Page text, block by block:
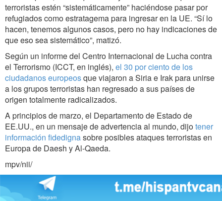
terroristas estén “sistemáticamente” haciéndose pasar por
refugiados como estratagema para ingresar en la UE. “Sí lo
hacen, tenemos algunos casos, pero no hay indicaciones de
que eso sea sistemático”, matizó.
Según un informe del Centro Internacional de Lucha contra
el Terrorismo (ICCT, en inglés), el 30 por ciento de los
ciudadanos europeosque viajaron a Siria e Irak para unirse
a los grupos terroristas han regresado a sus países de
origen totalmente radicalizados.
A principios de marzo, el Departamento de Estado de
EE.UU., en un mensaje de advertencia al mundo, dijotener
información fidedignasobre posibles ataques terroristas en
Europa de Daesh y Al-Qaeda.
mpv/nii/